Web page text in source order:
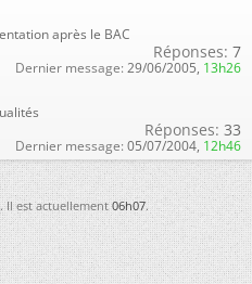
après le BAC
Réponses: 7
Dernier message: 29/06/2005, 13h26
Réponses: 33
Dernier message: 05/07/2004, 12h46
Il est actuellement06h07.